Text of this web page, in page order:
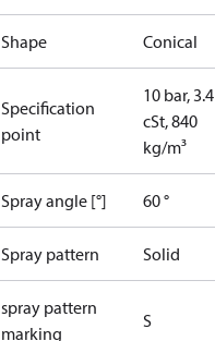
Shape Conical
Specification
point
10 bar, 3.4
cSt, 840
kg/m³
Spray angle [°] 60 °
Spray pattern Solid
spray pattern
marking
S